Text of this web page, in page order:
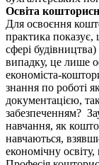
Освіта
Для освоєння
практика показує,
сфері
випадку, це лише
економіста-
знання по роботі
документацією,
забезпеченням?
навчання, як
навчаються,
економічну